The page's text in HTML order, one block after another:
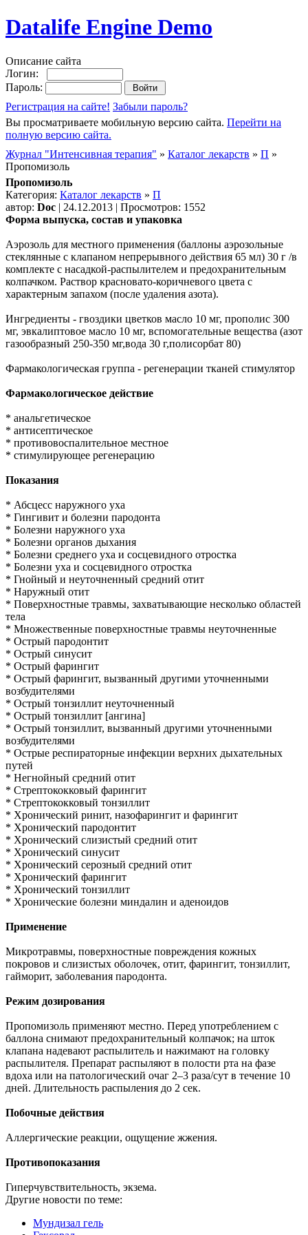
Datalife Engine Demo
Описание сайта
Логин:
Пароль:
Регистрация на сайте! Забыли пароль?
Вы просматриваете мобильную версию сайта. Перейти на
полную версию сайта.
Журнал "Интенсивная терапия" » Каталог лекарств » П »
Пропомизоль
Пропомизоль
Категория: Каталог лекарств » П
автор: Doc | 24.12.2013 | Просмотров: 1552
Форма выпуска, состав и упаковка
Аэрозоль для местного применения (баллоны аэрозольные
стеклянные с клапаном непрерывного действия 65 мл) 30 г /в
комплекте с насадкой-распылителем и предохранительным
колпачком. Раствор красновато-коричневого цвета с
характерным запахом (после удаления азота).
Ингредиенты - гвоздики цветков масло 10 мг, прополис 300
мг, эвкалиптовое масло 10 мг, вспомогательные вещества (азот
газообразный 250-350 мг,вода 30 г,полисорбат 80)
Фармакологическая группа - регенерации тканей стимулятор
Фармакологическое действие
* анальгетическое
* антисептическое
* противовоспалительное местное
* стимулирующее регенерацию
Показания
* Абсцесс наружного уха
* Гингивит и болезни пародонта
* Болезни наружного уха
* Болезни органов дыхания
* Болезни среднего уха и сосцевидного отростка
* Болезни уха и сосцевидного отростка
* Гнойный и неуточненный средний отит
* Наружный отит
* Поверхностные травмы, захватывающие несколько областей
тела
* Множественные поверхностные травмы неуточненные
* Острый пародонтит
* Острый синусит
* Острый фарингит
* Острый фарингит, вызванный другими уточненными
возбудителями
* Острый тонзиллит неуточненный
* Острый тонзиллит [ангина]
* Острый тонзиллит, вызванный другими уточненными
возбудителями
* Острые респираторные инфекции верхних дыхательных
путей
* Негнойный средний отит
* Стрептококковый фарингит
* Стрептококковый тонзиллит
* Хронический ринит, назофарингит и фарингит
* Хронический пародонтит
* Хронический слизистый средний отит
* Хронический синусит
* Хронический серозный средний отит
* Хронический фарингит
* Хронический тонзиллит
* Хронические болезни миндалин и аденоидов
Применение
Микротравмы, поверхностные повреждения кожных
покровов и слизистых оболочек, отит, фарингит, тонзиллит,
гайморит, заболевания пародонта.
Режим дозирования
Пропомизоль применяют местно. Перед употреблением с
баллона снимают предохранительный колпачок; на шток
клапана надевают распылитель и нажимают на головку
распылителя. Препарат распыляют в полости рта на фазе
вдоха или на патологический очаг 2–3 раза/сут в течение 10
дней. Длительность распыления до 2 сек.
Побочные действия
Аллергические реакции, ощущение жжения.
Противопоказания
Гиперчувствительность, экзема.
Другие новости по теме:
Мундизал гель